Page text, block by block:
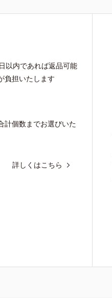
以内であれば返品可能
負担いたします
計個数までお選びいた
詳しくはこちら